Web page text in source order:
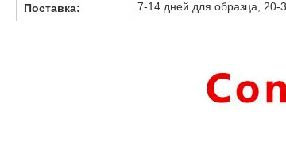
Поставка: 7-14 дней для образца, 20-